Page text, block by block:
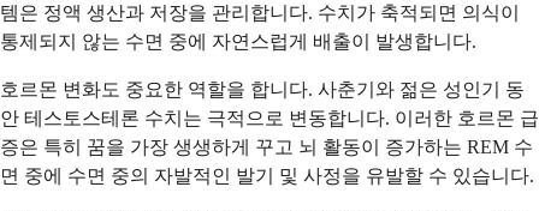
템은 정액 생산과 저장을 관리합니다. 수치가 축적되면 의식이
통제되지 않는 수면 중에 자연스럽게 배출이 발생합니다.
호르몬 변화도 중요한 역할을 합니다. 사춘기와 젊은 성인기 동
안 테스토스테론 수치는 극적으로 변동합니다. 이러한 호르몬 급
증은 특히 꿈을 가장 생생하게 꾸고 뇌 활동이 증가하는 REM 수
면 중에 수면 중의 자발적인 발기 및 사정을 유발할 수 있습니다.